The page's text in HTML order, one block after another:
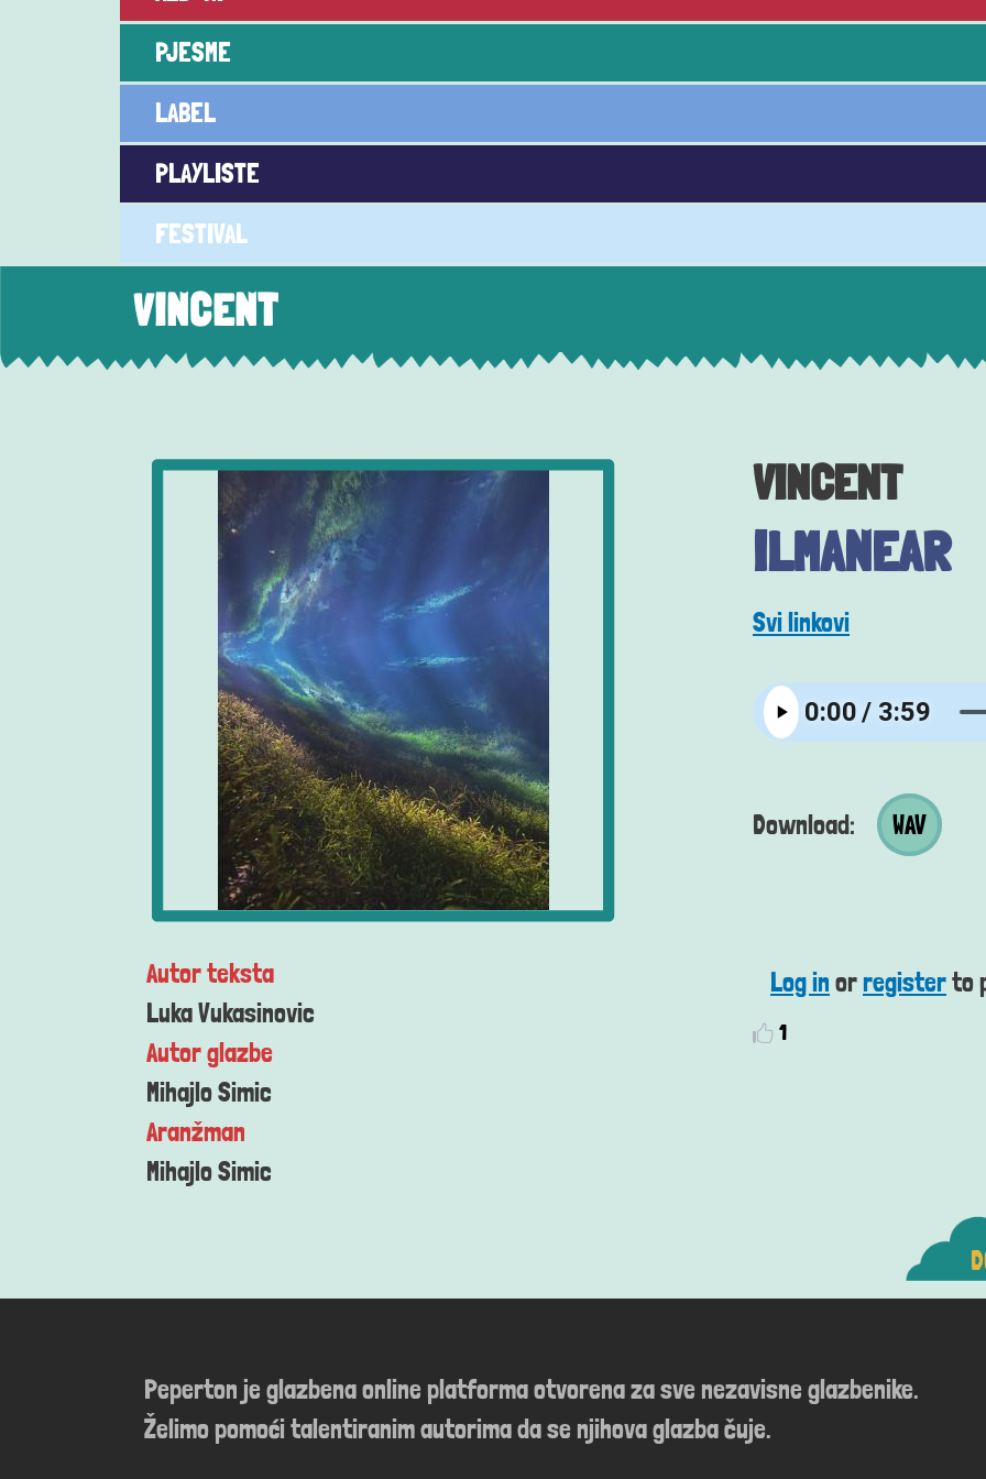
PJESME
LABEL
PLAYLISTE
FESTIVAL
VINCENT
VINCENT
ILMANEAR
Svi linkovi
Download: Wav datoteka
WAV
Autor teksta
Luka Vukasinovic
Autor glazbe
Mihajlo Simic
Aranžman
Mihajlo Simic
Log in orregisterto
1
Peperton je glazbena online platforma otvorena za sve nezavisne glazbenike.
Želimo pomoći talentiranim autorima da se njihova glazba čuje.